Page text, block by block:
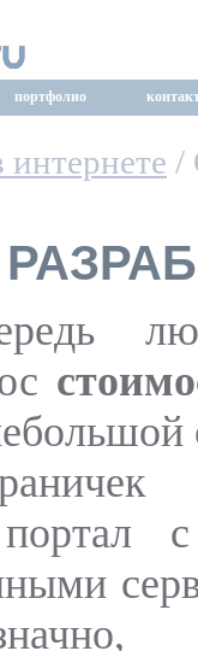
портфолио
интернете /
портал